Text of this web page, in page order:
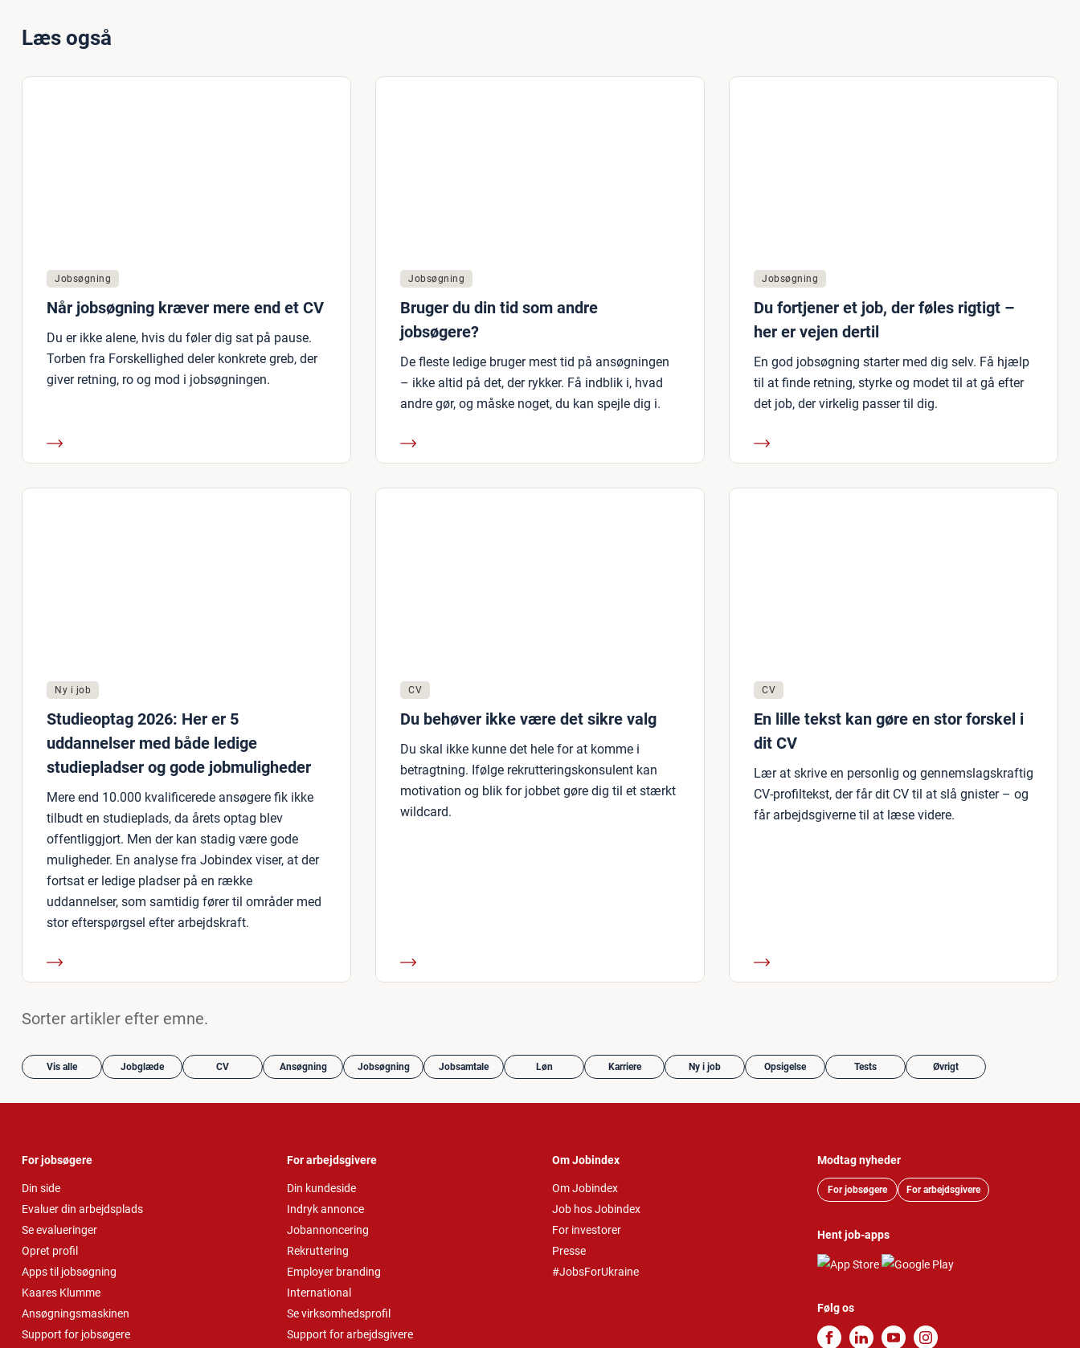
Læs også
Jobsøgning
Når jobsøgning kræver mere end et CV
Du er ikke alene, hvis du føler dig sat på pause.
Torben fra Forskellighed deler konkrete greb, der
giver retning, ro og mod i jobsøgningen.
Jobsøgning
Bruger du din tid som andre
jobsøgere?
De fleste ledige bruger mest tid på ansøgningen
– ikke altid på det, der rykker. Få indblik i, hvad
andre gør, og måske noget, du kan spejle dig i.
Jobsøgning
Du fortjener et job, der føles rigtigt –
her er vejen dertil
En god jobsøgning starter med dig selv. Få hjælp
til at finde retning, styrke og modet til at gå efter
det job, der virkelig passer til dig.
Ny i job
Studieoptag 2026: Her er 5
uddannelser med både ledige
studiepladser og gode jobmuligheder
Mere end 10.000 kvalificerede ansøgere fik ikke
tilbudt en studieplads, da årets optag blev
offentliggjort. Men der kan stadig være gode
muligheder. En analyse fra Jobindex viser, at der
fortsat er ledige pladser på en række
uddannelser, som samtidig fører til områder med
stor efterspørgsel efter arbejdskraft.
CV
Du behøver ikke være det sikre valg
Du skal ikke kunne det hele for at komme i
betragtning. Ifølge rekrutteringskonsulent kan
motivation og blik for jobbet gøre dig til et stærkt
wildcard.
CV
En lille tekst kan gøre en stor forskel i
dit CV
Lær at skrive en personlig og gennemslagskraftig
CV-profiltekst, der får dit CV til at slå gnister – og
får arbejdsgiverne til at læse videre.
Sorter artikler efter emne.
Vis alle Jobglæde CV Ansøgning Jobsøgning Jobsamtale Løn Karriere Ny i job Opsigelse Tests Øvrigt
For jobsøgere
Din side
Evaluer din arbejdsplads
Se evalueringer
Opret profil
Apps til jobsøgning
Kaares Klumme
Ansøgningsmaskinen
Support for jobsøgere
For arbejdsgivere
Din kundeside
Indryk annonce
Jobannoncering
Rekruttering
Employer branding
International
Se virksomhedsprofil
Support for arbejdsgivere
Om Jobindex
Om Jobindex
Job hos Jobindex
For investorer
Presse
#JobsForUkraine
Modtag nyheder
For jobsøgere For arbejdsgivere
Hent job-apps
Følg os